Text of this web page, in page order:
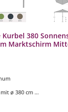
380
Marktschirm
ø 380 cm